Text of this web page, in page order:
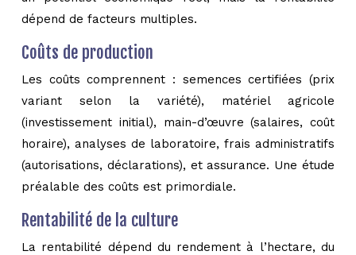
dépend de facteurs multiples.
Coûts de production
Les coûts comprennent : semences certifiées (prix
variant selon la variété), matériel agricole
(investissement initial), main-d’œuvre (salaires, coût
horaire), analyses de laboratoire, frais administratifs
(autorisations, déclarations), et assurance. Une étude
préalable des coûts est primordiale.
Rentabilité de la culture
La rentabilité dépend du rendement à l’hectare, du